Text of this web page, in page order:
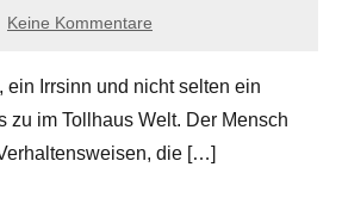
Keine Kommentare
ein Irrsinn und nicht selten ein
zu im Tollhaus Welt. Der Mensch
die […]